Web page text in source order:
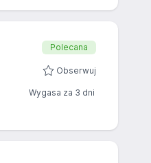
Polecana
Obserwuj
Wygasa za 3 dni